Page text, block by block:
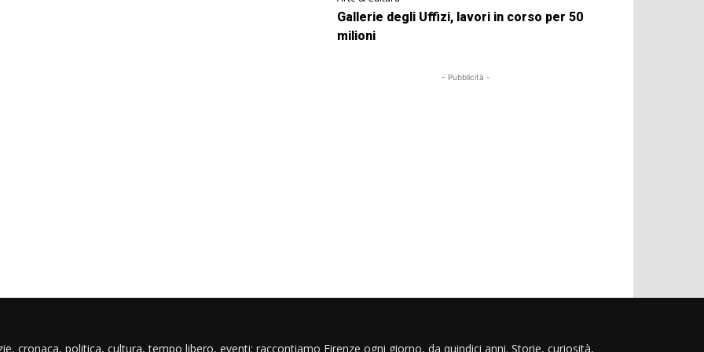
Gallerie degli Uffizi, lavori in corso per 50
milioni
- Pubblicità -
cronaca, politica, cultura, tempo libero, eventi: raccontiamo Firenze ogni giorno, da quindici anni. Storie, curiosità,